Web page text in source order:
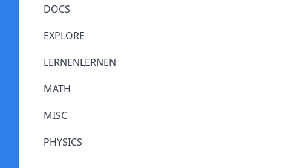
DOCS
EXPLORE
LERNENLERNEN
MATH
MISC
PHYSICS